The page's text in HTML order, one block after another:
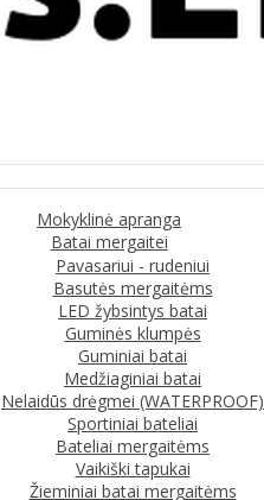
Mokyklinė apranga
Batai mergaitei
Pavasariui - rudeniui
Basutės mergaitėms
LED žybsintys batai
Guminės klumpės
Guminiai batai
Medžiaginiai batai
Nelaidūs drėgmei (WATERPROOF)
Sportiniai bateliai
Bateliai mergaitėms
Vaikiški tapukai
Žieminiai batai mergaitėms